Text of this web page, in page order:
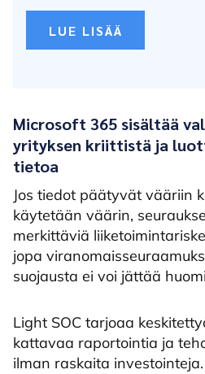
LUE LISÄÄ
Microsoft 365 sisältää
yrityksen kriittistä ja
tietoa
Jos tiedot päätyvät vääriin
käytetään väärin,
merkittäviä
jopa
suojausta ei voi jättää
Light SOC tarjoaa
kattavaa raportointia ja
ilman raskaita investointeja.